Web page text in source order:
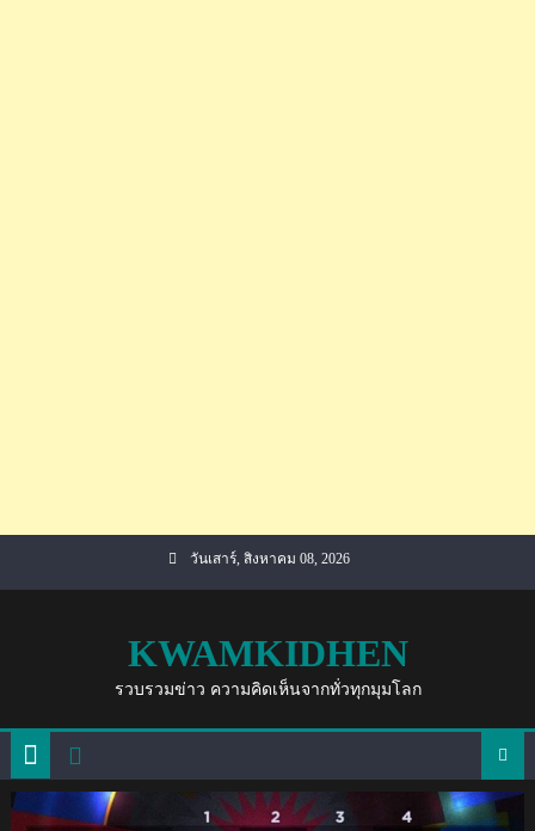
วันเสาร์, สิงหาคม 08, 2026
KWAMKIDHEN
รวบรวมข่าว ความคิดเห็นจากทั่วทุกมุมโลก